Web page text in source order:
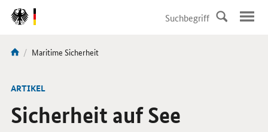
DirektZu:
Navigation
Sie
hier:
Aktuelle
Maritime Sicherheit
ARTIKEL
Sicherheit auf See